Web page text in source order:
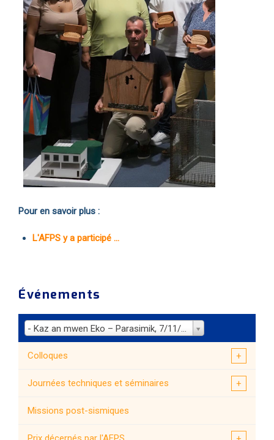
Pour en savoir plus :
L'AFPS y a participé ...
Événements
- Kaz an mwen Eko – Parasimik, 7/11/2023
Colloques
Journées techniques et séminaires
Missions post-sismiques